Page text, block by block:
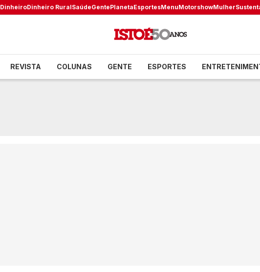
DinheiroDinheiro RuralSaúdeGentePlanetaEsportesMenuMotorshowMulher
REVISTA COLUNAS GENTE ESPORTES